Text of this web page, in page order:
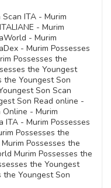
ITA - Murim
- Murim
- Murim
- Murim Possesses
Possesses the
the Youngest
the Youngest Son
Son Scan
Son Read online -
Online - Murim
ITA - Murim Possesses
Possesses the
Possesses the
Murim Possesses the
the Youngest
the Youngest Son